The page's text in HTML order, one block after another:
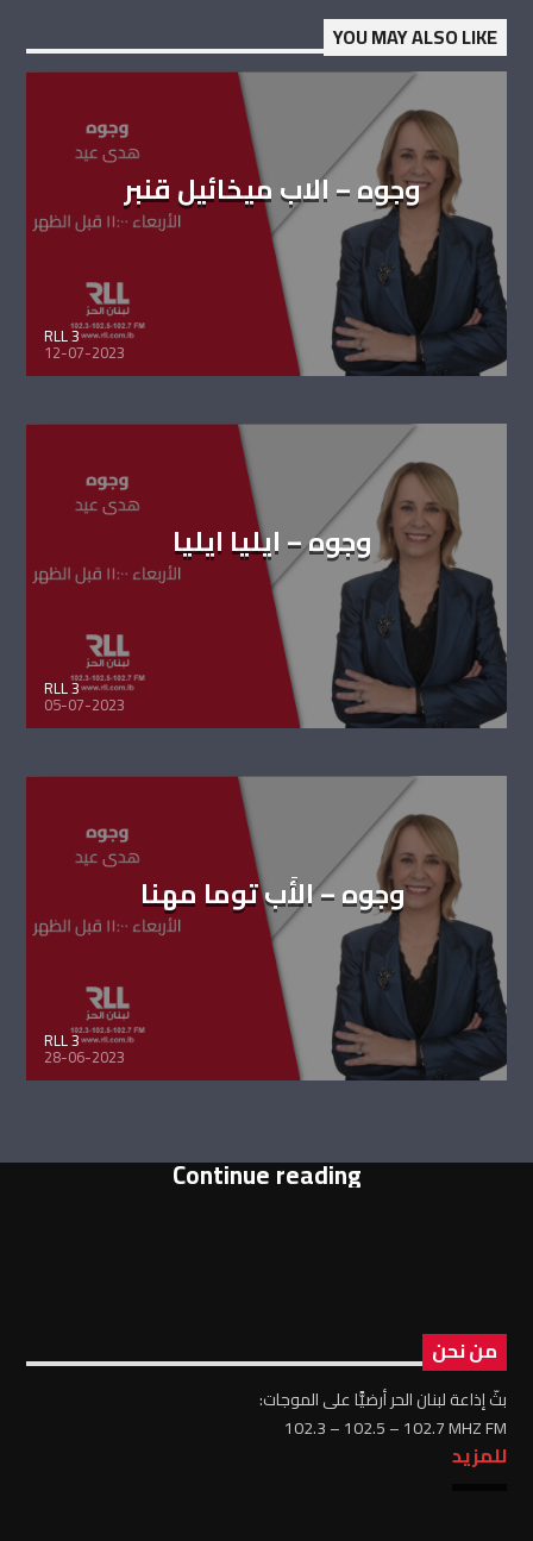
YOU MAY ALSO LIKE
وجوه – الاب ميخائيل قنبر
RLL 3
12-07-2023
وجوه – ايليا ايليا
RLL 3
05-07-2023
وجوه – الأَب توما مهنا
RLL 3
28-06-2023
Continue reading
من نحن
بثّ إذاعة لبنان الحر أرضيًّا على الموجات:
102.3 – 102.5 – 102.7 MHZ FM
للمزيد